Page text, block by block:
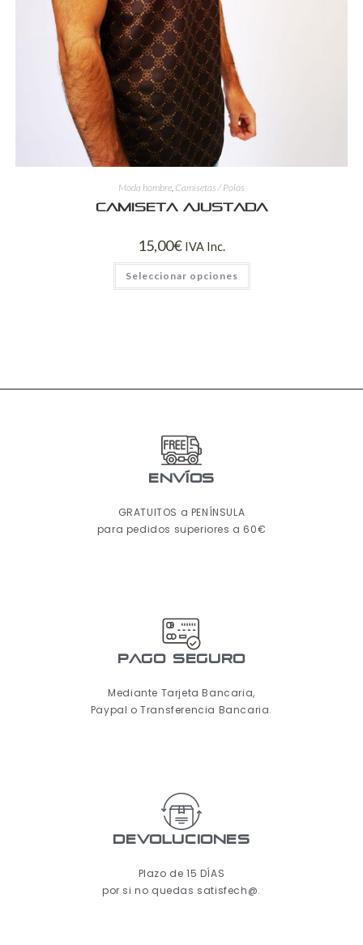
Moda hombre Camisetas / Polos
Camiseta ajustada
15,00€ IVA Inc.
Seleccionar opciones
ENVÍOS
GRATUITOS a PENÍNSULA
para pedidos superiores a 60€
pago seguro
Mediante Tarjeta Bancaria,
Paypal o Transferencia Bancaria.
Devoluciones
Plazo de 15 DÍAS
por si no quedas satisfech@.